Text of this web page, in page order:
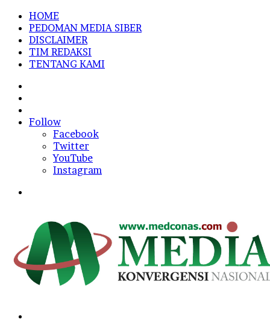
HOME
PEDOMAN MEDIA SIBER
DISCLAIMER
TIM REDAKSI
TENTANG KAMI
In
Follow
Facebook
Twitter
YouTube
Instagram